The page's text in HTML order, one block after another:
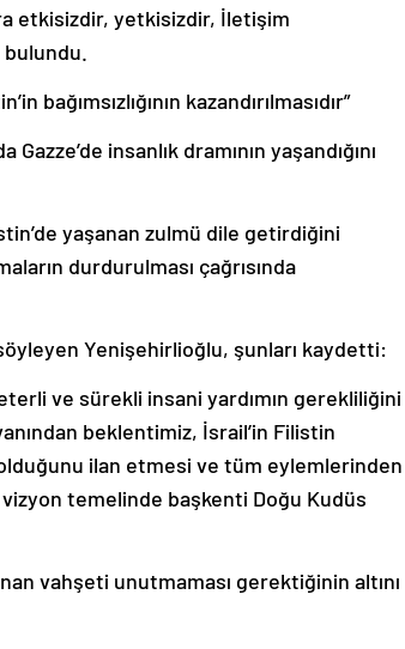
etkisizdir, yetkisizdir, İletişim
bulundu.
kazandırılmasıdır”
insanlık dramının yaşandığını
yaşanan zulmü dile getirdiğini
durdurulması çağrısında
Yenişehirlioğlu, şunları kaydetti:
ve sürekli insani yardımın gerekliliğini
beklentimiz, İsrail’in Filistin
ilan etmesi ve tüm eylemlerinden
temelinde başkenti Doğu Kudüs
vahşeti unutmaması gerektiğinin altını